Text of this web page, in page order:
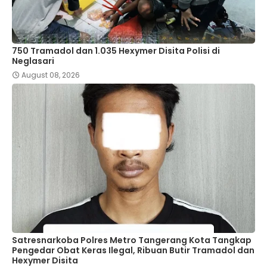
750 Tramadol dan 1.035 Hexymer Disita Polisi di
Neglasari
August 08, 2026
Satresnarkoba Polres Metro Tangerang Kota Tangkap
Pengedar Obat Keras Ilegal, Ribuan Butir Tramadol dan
Hexymer Disita